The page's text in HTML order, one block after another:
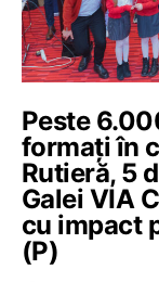
Peste
formați în
Rutieră, 5
Galei VIA
cu impact
(P)